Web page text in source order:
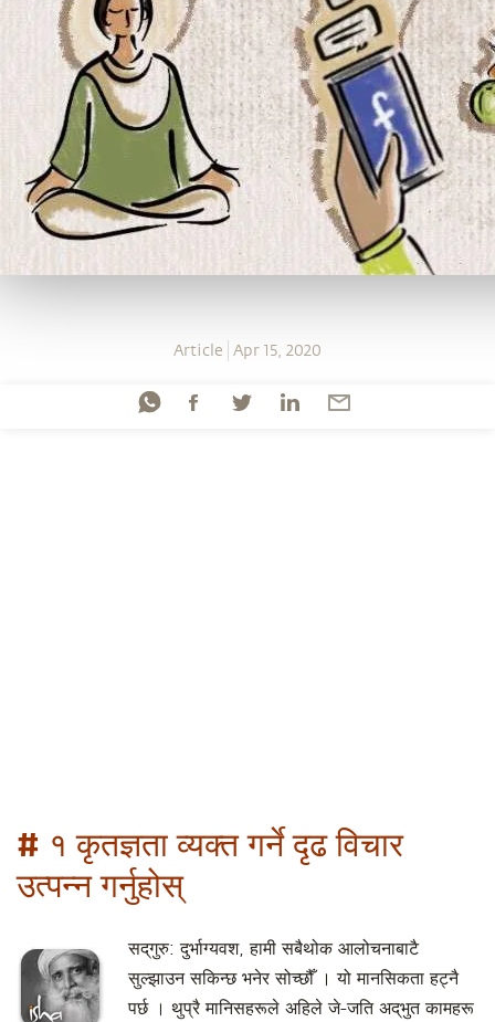
Article Apr 15, 2020
# १ कृतज्ञता व्यक्त गर्ने दृढ विचार
उत्पन्न गर्नुहोस्
सद्‌गुरु: दुर्भाग्यवश, हामी सबैथोक आलोचनाबाटै
सुल्झाउन सकिन्छ भनेर सोच्छौँ । यो मानसिकता हट्नै
पर्छ । थुप्रै मानिसहरूले अहिले जे-जति अद्‌भुत कामहरू